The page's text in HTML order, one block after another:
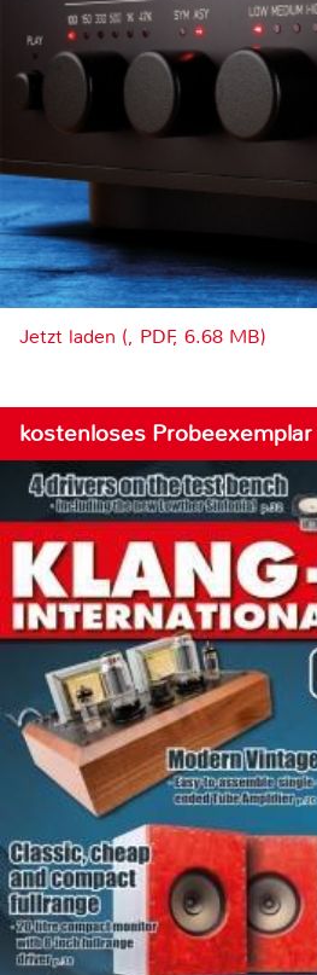
Jetzt laden (, PDF, 6.68 MB)
kostenloses Probeexemplar